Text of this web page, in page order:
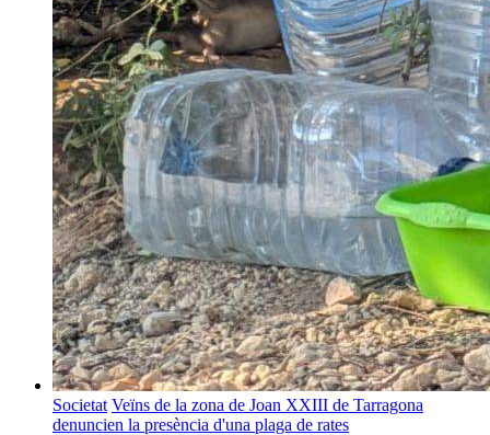
Societat Veïns de la zona de Joan XXIII de Tarragona
denuncien la presència d'una plaga de rates